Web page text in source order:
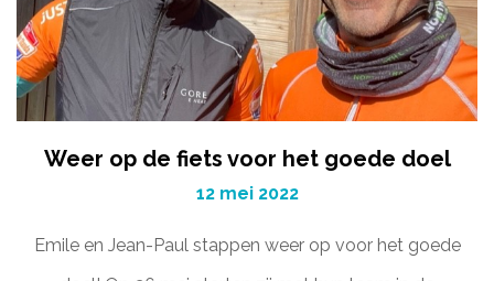
Weer op de fiets voor het goede doel
12 mei 2022
Emile en Jean-Paul stappen weer op voor het goede